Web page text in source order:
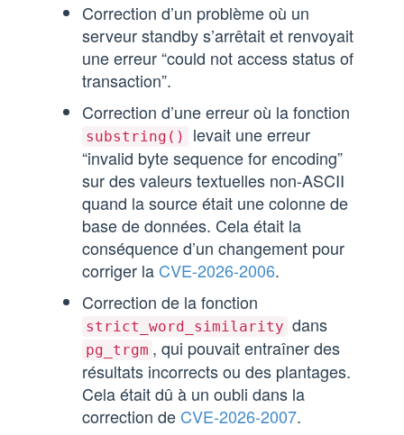
Correction d’un problème où un
serveur standby s’arrêtait et renvoyait
une erreur “could not access status of
transaction”.
Correction d’une erreur où la fonction
substring()
levait une erreur
“invalid byte sequence for encoding”
sur des valeurs textuelles non-ASCII
quand la source était une colonne de
base de données. Cela était la
conséquence d’un changement pour
corriger la CVE-2026-2006.
Correction de la fonction
strict_word_similarity dans
pg_trgm , qui pouvait entraîner des
résultats incorrects ou des plantages.
Cela était dû à un oubli dans la
correction de CVE-2026-2007.